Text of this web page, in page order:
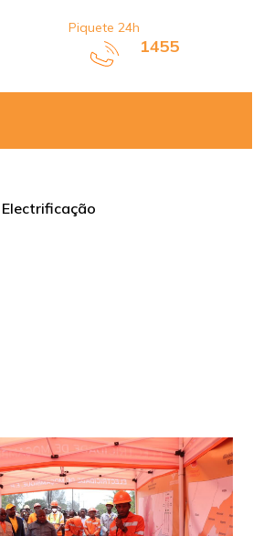
Piquete 24h
1455
Electrificação